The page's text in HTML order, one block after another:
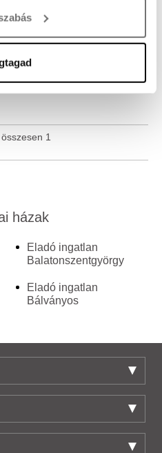
a
vagy visszavonhatja a
elemzéséhez. Ezenkívül
elemező partnereinkkel
1
házak
Eladó ingatlan
Balatonszentgyörgy
Eladó ingatlan
Bálványos